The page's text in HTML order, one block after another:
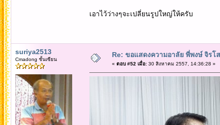
เอาไว้ว่างๆจะเปลี่ยนรูปใหญ่ให้ครับ
suriya2513
Cmadong ชั้นเซียน
Re: ขอแสดงความอาลัย พี่พงษ์ จิร
« ตอบ #52 เมื่อ:30 สิงหาคม 2557, 14:36:28 »